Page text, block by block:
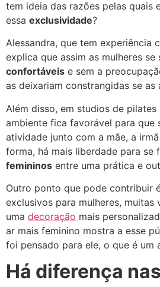
tem ideia das razões pelas quais
essa exclusividade?
Alessandra, que tem experiência
explica que assim as mulheres se
confortáveis e sem a
as deixariam constrangidas se as
Além disso, em studios de pilates
ambiente fica favorável para que
atividade junto com a mãe, a
forma, há mais liberdade para se
femininos entre uma prática e
Outro ponto que pode contribuir
exclusivos para mulheres, muitas
uma decoração mais
ar mais feminino mostra a esse
foi pensado para ele, o que é um
Há diferença